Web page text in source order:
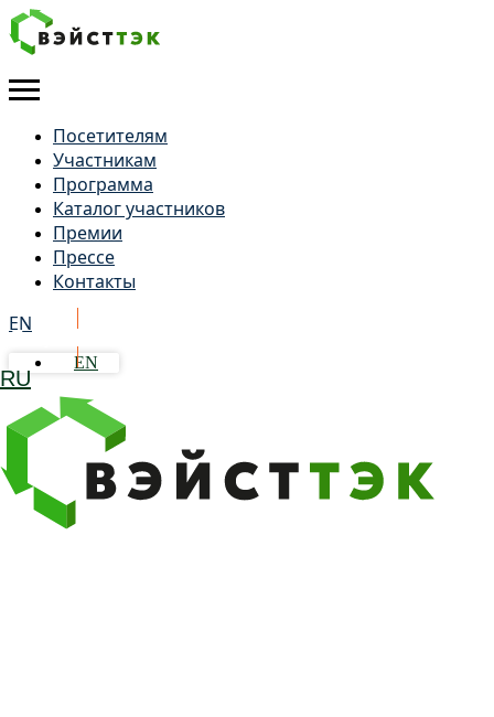
Получить бейдж
RU
Посетителям
Участникам
Программа
Каталог участников
Премии
Прессе
Контакты
EN
EN